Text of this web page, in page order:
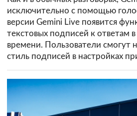
исключительно с помощью
версии Gemini Live появится
текстовых подписей к ответам
времени. Пользователи смогут
стиль подписей в настройках